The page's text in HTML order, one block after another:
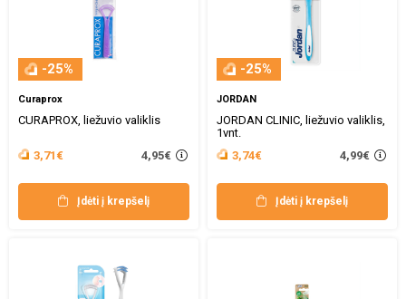
-25%
Curaprox
CURAPROX, liežuvio valiklis
3,71€ 4,95€
Įdėti į krepšelį
-25%
JORDAN
JORDAN CLINIC, liežuvio valiklis,
1vnt.
3,74€
4,99€
Įdėti į krepšelį